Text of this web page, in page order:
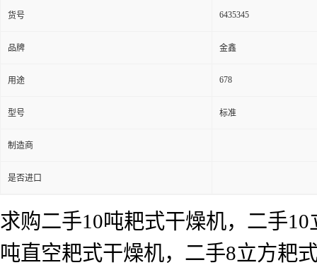
货号 6435345
品牌 金鑫
用途 678
型号 标准
制造商
是否进口
求购二手10吨耙式干燥机，二手
吨直空耙式干燥机，二手8立方耙